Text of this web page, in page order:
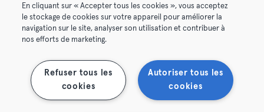
Algemene Voorwaarden
Membership opzeggen Trek hier je contract terug
En cliquant sur « Accepter tous les cookies », vous acceptez
le stockage de cookies sur votre appareil pour améliorer la
navigation sur le site, analyser son utilisation et contribuer à
nos efforts de marketing.
Autoriser tous les
cookies
Refuser tous les
cookies